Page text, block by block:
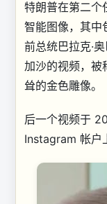
特朗普在第二个
智能图像，其中
前总统巴拉克·
加沙的视频，被
耸的金色雕像。
后一个视频于
Instagram 帐户